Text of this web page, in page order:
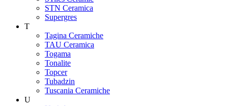
STN Ceramica
Supergres
T
Tagina Ceramiche
TAU Ceramica
Togama
Tonalite
Topcer
Tubadzin
Tuscania Ceramiche
U